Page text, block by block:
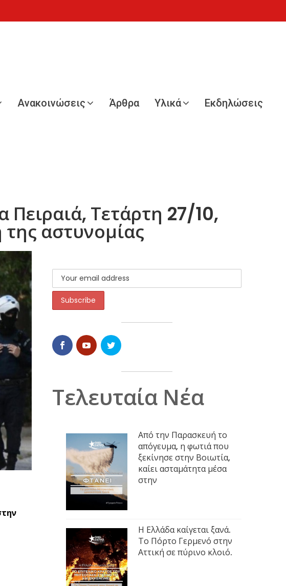
Ανακοινώσεις Άρθρα Υλικά Εκδηλώσεις
Πειραιά, Τετάρτη 27/10,
αστυνομίας
Τελευταία Νέα
Από την Παρασκευή το
απόγευμα, η φωτιά που
ξεκίνησε στην Βοιωτία,
καίει ασταμάτητα μέσα
στην
Η Ελλάδα καίγεται ξανά.
Το Πόρτο Γερμενό στην
Αττική σε πύρινο κλοιό.